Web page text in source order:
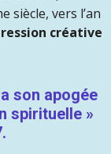
siècle, vers l’an
créative
son apogée
spirituelle »